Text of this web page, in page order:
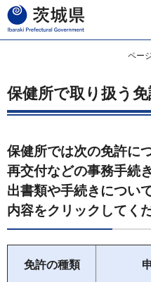
茨城県
ペー
保健所で取り扱う
保健所では次の免許に
再交付などの事務手続
出書類や手続きについ
内容をクリックしてく
免許の種類